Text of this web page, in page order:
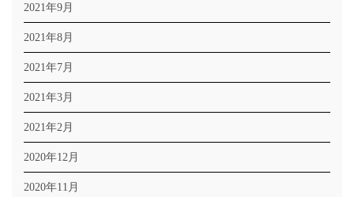
2021年9月
2021年8月
2021年7月
2021年3月
2021年2月
2020年12月
2020年11月